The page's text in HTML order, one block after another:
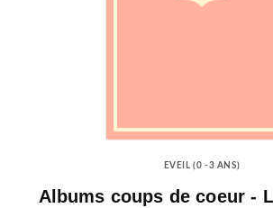
EVEIL (0 -3 ANS)
Albums coups de coeur -